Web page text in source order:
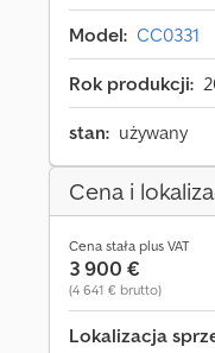
Model: CC0331
Rok produkcji:
stan: używany
Cena i
Cena stała plus VAT
3 900 €
(4 641 € brutto)
Lokalizacja